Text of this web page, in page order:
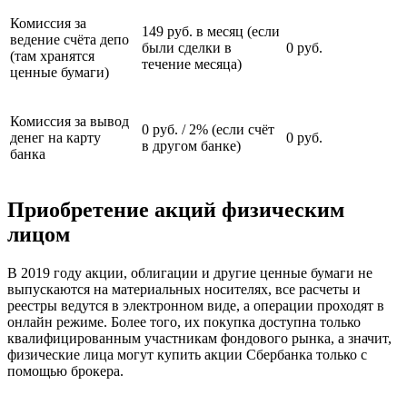
Комиссия за
ведение счёта депо
(там хранятся
ценные бумаги)
149 руб. в месяц (если
были сделки в
течение месяца)
0 руб.
Комиссия за вывод
денег на карту
банка
0 руб. / 2% (если счёт
в другом банке)
0 руб.
Приобретение акций физическим
лицом
В 2019 году акции, облигации и другие ценные бумаги не
выпускаются на материальных носителях, все расчеты и
реестры ведутся в электронном виде, а операции проходят в
онлайн режиме. Более того, их покупка доступна только
квалифицированным участникам фондового рынка, а значит,
физические лица могут купить акции Сбербанка только с
помощью брокера.